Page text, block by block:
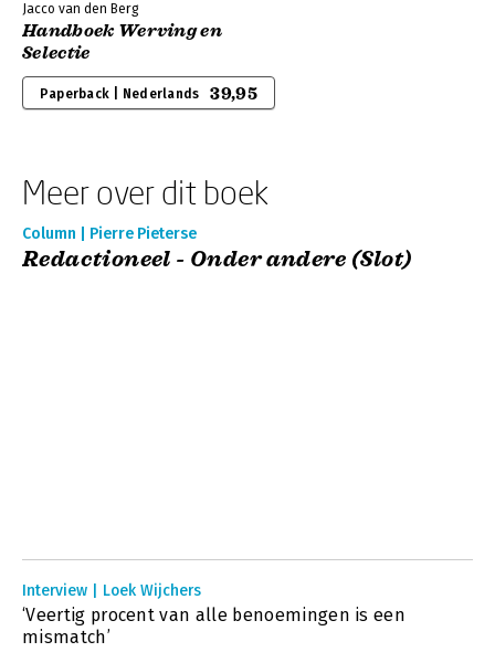
Jacco van den Berg
Handboek Werving en
Selectie
Paperback | Nederlands 39,95
Meer over dit boek
Column | Pierre Pieterse
Redactioneel - Onder andere (Slot)
Interview | Loek Wijchers
‘Veertig procent van alle benoemingen is een
mismatch’